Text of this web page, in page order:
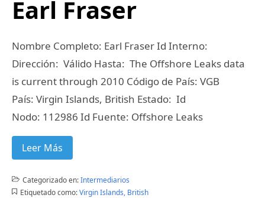
Earl Fraser
Nombre Completo: Earl Fraser Id Interno:
Dirección: Válido Hasta: The Offshore Leaks data
is current through 2010 Código de País: VGB
País: Virgin Islands, British Estado: Id
Nodo: 112986 Id Fuente: Offshore Leaks
Leer Más
Categorizado en:Intermediarios
Etiquetado como: Virgin Islands, British